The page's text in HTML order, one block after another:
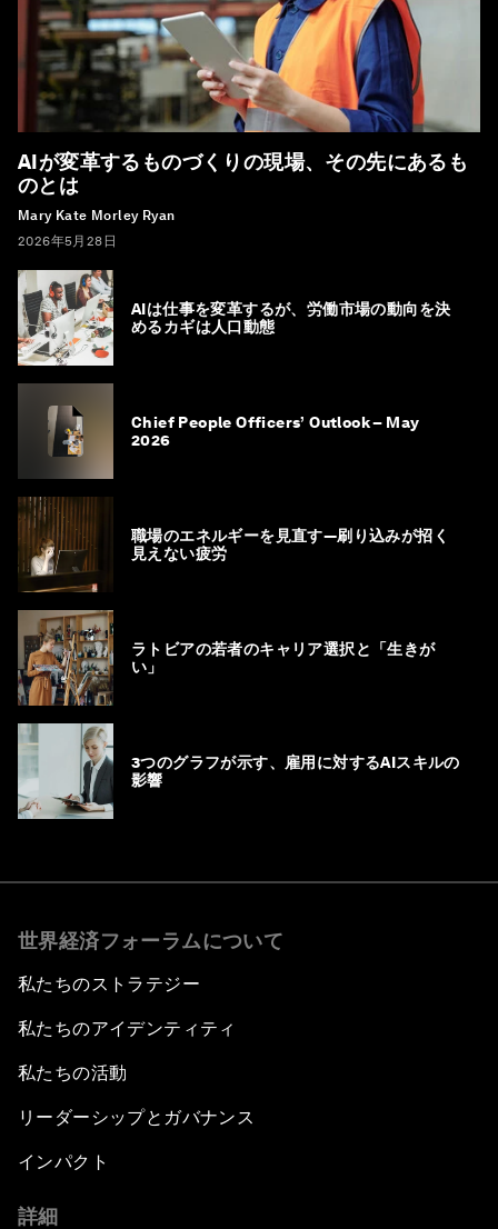
AIが変革するものづくりの現場、その先にあるも
のとは
Mary Kate Morley Ryan
2026年5月28日
AIは仕事を変革するが、労働市場の動向を決
めるカギは人口動態
Chief People Officers’ Outlook – May
2026
職場のエネルギーを見直す―刷り込みが招く
見えない疲労
ラトビアの若者のキャリア選択と「生きが
い」
3つのグラフが示す、雇用に対するAIスキルの
影響
世界経済フォーラムについて
私たちのストラテジー
私たちのアイデンティティ
私たちの活動
リーダーシップとガバナンス
インパクト
詳細